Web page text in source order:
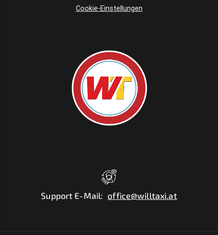
Cookie-Einstellungen
Support E-Mail: office@willtaxi.at